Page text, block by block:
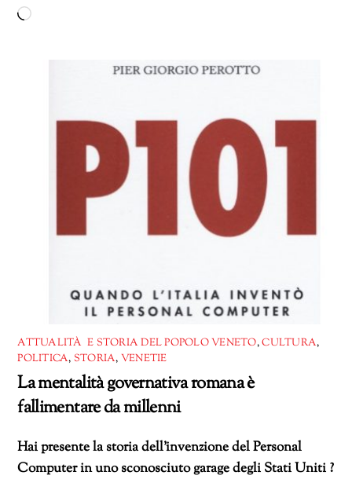
Caricamento
ATTUALITÀ E STORIA DEL POPOLO VENETO,CULTURA,
POLITICA, STORIA, VENETIE
La mentalità governativa romana è
fallimentare da millenni
Hai presente la storia dell’invenzione del Personal
Computer in uno sconosciuto garage degli Stati Uniti ?